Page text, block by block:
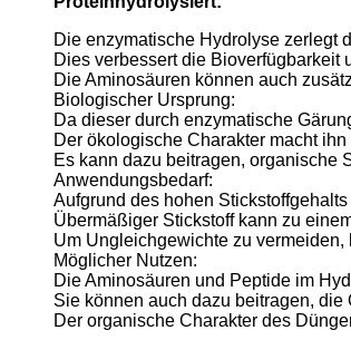
Die enzymatische Hydrolyse zerlegt
Dies verbessert die Bioverfügbarkeit
Die Aminosäuren können auch
Biologischer Ursprung:
Da dieser durch enzymatische
Der ökologische Charakter macht
Es kann dazu beitragen, organische
Anwendungsbedarf:
Aufgrund des hohen
Übermäßiger Stickstoff kann zu
Um Ungleichgewichte zu
Möglicher Nutzen:
Die Aminosäuren und Peptide im
Sie können auch dazu beitragen,
Der organische Charakter des